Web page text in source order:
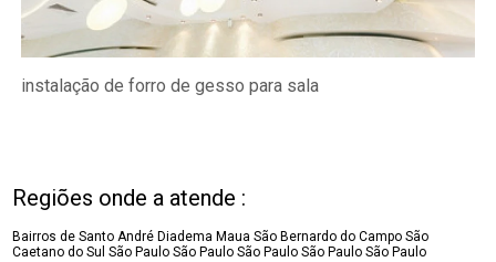
instalação de forro de gesso para sala
Regiões onde a atende :
Bairros de Santo André Diadema Maua São Bernardo do Campo São
Caetano do SulSão Paulo São Paulo São Paulo São Paulo São Paulo